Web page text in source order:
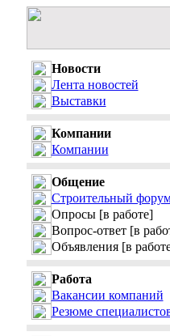
Новости
Лента новостей
Выставки
Компании
Компании
Общение
Строительный
Опросы [в работе]
Вопрос-ответ [в
Объявления [в
Работа
Вакансии компаний
Резюме